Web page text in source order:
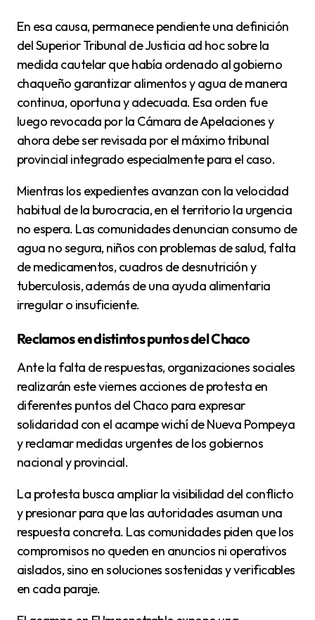
En esa causa, permanece pendiente una definición
del Superior Tribunal de Justicia ad hoc sobre la
medida cautelar que había ordenado al gobierno
chaqueño garantizar alimentos y agua de manera
continua, oportuna y adecuada. Esa orden fue
luego revocada por la Cámara de Apelaciones y
ahora debe ser revisada por el máximo tribunal
provincial integrado especialmente para el caso.
Mientras los expedientes avanzan con la velocidad
habitual de la burocracia, en el territorio la urgencia
no espera. Las comunidades denuncian consumo de
agua no segura, niños con problemas de salud, falta
de medicamentos, cuadros de desnutrición y
tuberculosis, además de una ayuda alimentaria
irregular o insuficiente.
Reclamos en distintos puntos del Chaco
Ante la falta de respuestas, organizaciones sociales
realizarán este viernes acciones de protesta en
diferentes puntos del Chaco para expresar
solidaridad con el acampe wichí de Nueva Pompeya
y reclamar medidas urgentes de los gobiernos
nacional y provincial.
La protesta busca ampliar la visibilidad del conflicto
y presionar para que las autoridades asuman una
respuesta concreta. Las comunidades piden que los
compromisos no queden en anuncios ni operativos
aislados, sino en soluciones sostenidas y verificables
en cada paraje.